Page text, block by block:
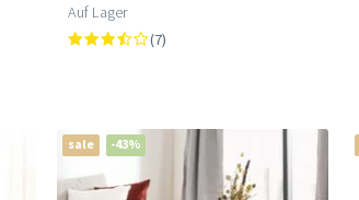
Auf Lager
(7)
sale -43%